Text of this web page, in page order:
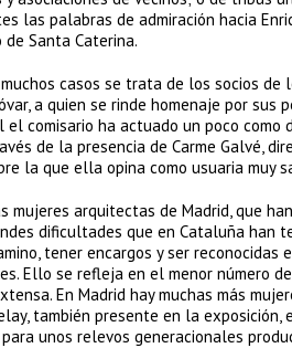
las palabras de admiración hacia
Santa Caterina.
casos se trata de los socios de
a quien se rinde homenaje por sus
comisario ha actuado un poco como
de la presencia de Carme Galvé,
la que ella opina como usuaria muy
arquitectas de Madrid, que
dificultades que en Cataluña han
tener encargos y ser reconocidas
Ello se refleja en el menor número
En Madrid hay muchas más
también presente en la exposición,
unos relevos generacionales